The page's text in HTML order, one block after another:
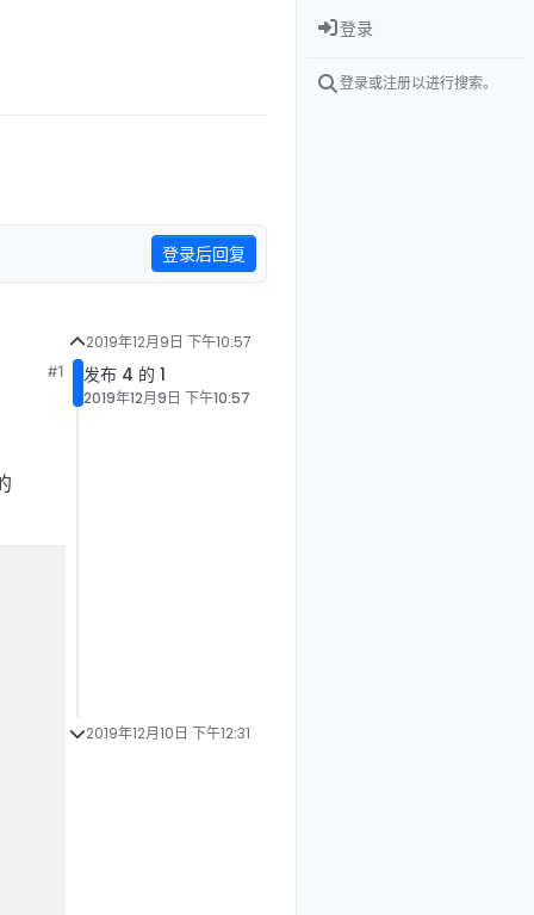
登录后回复
#1
2019年12月9日 下午10:57
发布 4 的 1
2019年12月9日 下午10:57
2019年12月10日 下午12:31
登录
登录或注册以进行搜索。